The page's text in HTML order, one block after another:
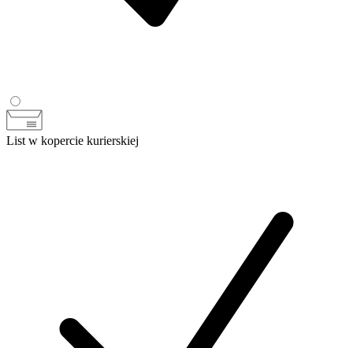
List w kopercie kurierskiej